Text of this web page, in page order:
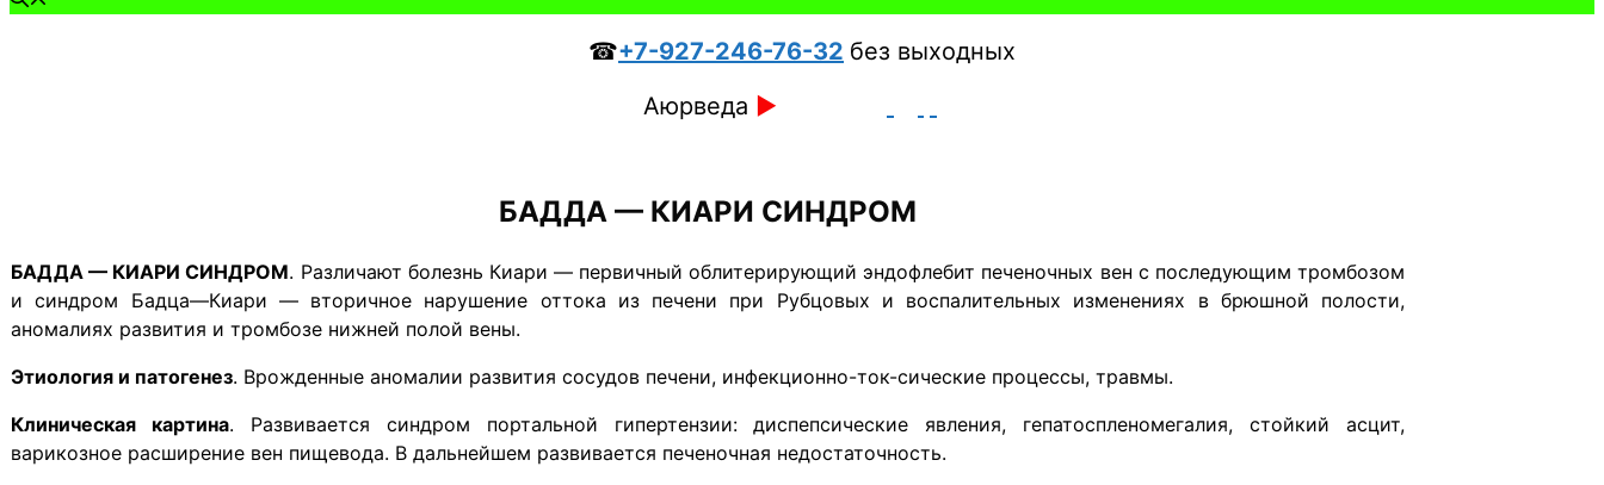
☎+7-927-246-76-32 без выходных
Аюрведа ►
БАДДА — КИАРИ СИНДРОМ
БАДДА — КИАРИ СИНДРОМ. Различают болезнь Киари — первичный облитерирующий эндофлебит печеночных вен с последующим тромбозом
и синдром Бадца—Киари — вторичное нарушение оттока из печени при Рубцовых и воспалительных изменениях в брюшной полости,
аномалиях развития и тромбозе нижней полой вены.
Этиология и патогенез. Врожденные аномалии развития сосудов печени, инфекционно-ток-сические процессы, травмы.
Клиническая картина. Развивается синдром портальной гипертензии: диспепсические явления, гепатоспленомегалия, стойкий асцит,
варикозное расширение вен пищевода. В дальнейшем развивается печеночная недостаточность.